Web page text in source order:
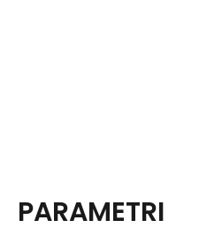
PARAMETRI